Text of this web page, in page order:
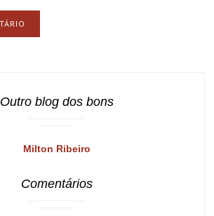
Outro blog dos bons
Milton Ribeiro
Comentários